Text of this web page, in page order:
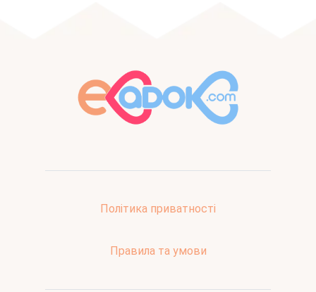
Політика приватності
Правила та умови